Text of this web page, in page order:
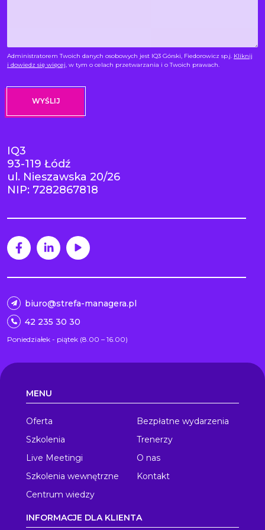
Administratorem Twoich danych osobowych jest IQ3 Górski, Fiedorowicz sp.j. Kliknij
i dowiedz się więcej, w tym o celach przetwarzania i o Twoich prawach.
IQ3
93-119 Łódź
ul. Nieszawska 20/26
NIP: 7282867818
biuro@strefa-managera.pl
42 235 30 30
Poniedziałek - piątek (8.00 – 16.00)
MENU
Oferta
Szkolenia
Live Meetingi
Szkolenia wewnętrzne
Centrum wiedzy
Bezpłatne wydarzenia
Trenerzy
O nas
Kontakt
INFORMACJE DLA KLIENTA